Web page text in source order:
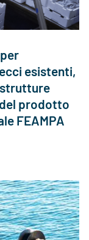
esistenti,
prodotto
FEAMPA